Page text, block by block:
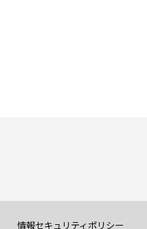
情報セキュリティポリシー